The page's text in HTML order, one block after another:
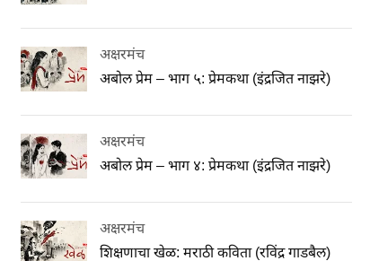
अक्षरमंच
अबोल प्रेम – भाग ५: प्रेमकथा (इंद्रजित नाझरे)
अक्षरमंच
अबोल प्रेम – भाग ४: प्रेमकथा (इंद्रजित नाझरे)
अक्षरमंच
शिक्षणाचा खेळ: मराठी कविता (रविंद्र गाडबैल)